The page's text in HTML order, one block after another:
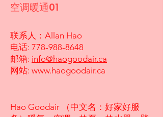
空调暖通01
联系人：Allan Hao
电话: 778-988-8648
邮箱: info@haogoodair.ca
网站: www.haogoodair.ca
Hao Goodair （中文名：好家好服